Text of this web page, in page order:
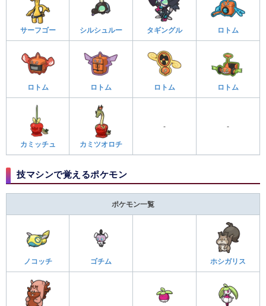
サーフゴー シルシュルー タギングル ロトム
ロトム ロトム ロトム ロトム
カミッチュ カミツオロチ
- -
技マシンで覚えるポケモン
ポケモン一覧
ノコッチ ゴチム ホシガリス